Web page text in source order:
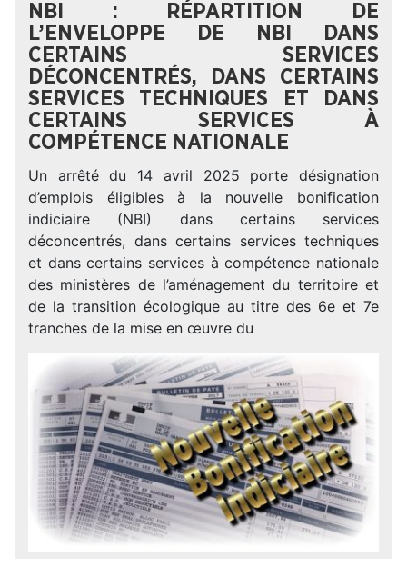
NBI : RÉPARTITION DE
L’ENVELOPPE DE NBI DANS
CERTAINS SERVICES
DÉCONCENTRÉS, DANS CERTAINS
SERVICES TECHNIQUES ET DANS
CERTAINS SERVICES À
COMPÉTENCE NATIONALE
Un arrêté du 14 avril 2025 porte désignation
d’emplois éligibles à la nouvelle bonification
indiciaire (NBI) dans certains services
déconcentrés, dans certains services techniques
et dans certains services à compétence nationale
des ministères de l’aménagement du territoire et
de la transition écologique au titre des 6e et 7e
tranches de la mise en œuvre du